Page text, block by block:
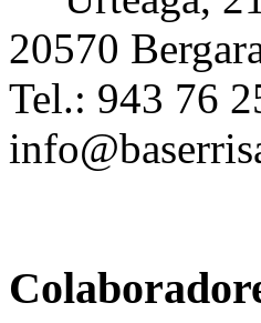
20570
Tel.: 943 76